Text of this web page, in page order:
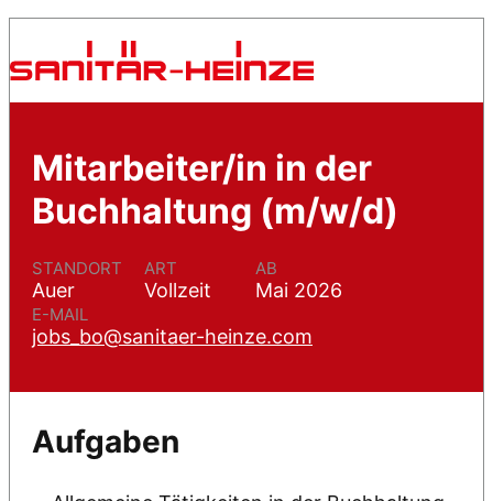
Mitarbeiter/in in der
Buchhaltung (m/w/d)
STANDORT
Auer
ART
Vollzeit
AB
Mai 2026
E-MAIL
jobs_bo@sanitaer-heinze.com
Aufgaben